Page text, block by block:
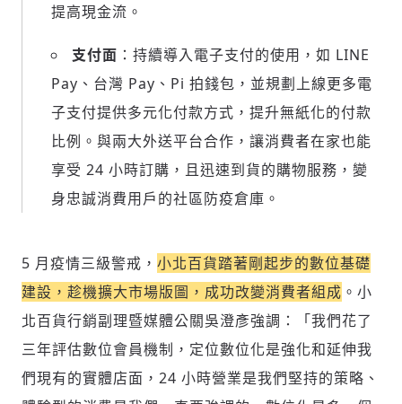
提高現金流。
支付面 ：持續導入電子支付的使用，如 LINE
Pay、台灣 Pay、Pi 拍錢包，並規劃上線更多電
子支付提供多元化付款方式，提升無紙化的付款
比例。與兩大外送平台合作，讓消費者在家也能
享受 24 小時訂購，且迅速到貨的購物服務，變
身忠誠消費用戶的社區防疫倉庫。
5 月疫情三級警戒， 小北百貨踏著剛起步的數位基礎
建設，趁機擴大市場版圖，成功改變消費者組成 。小
北百貨行銷副理暨媒體公關吳澄彥強調：「我們花了
三年評估數位會員機制，定位數位化是強化和延伸我
們現有的實體店面，24 小時營業是我們堅持的策略、